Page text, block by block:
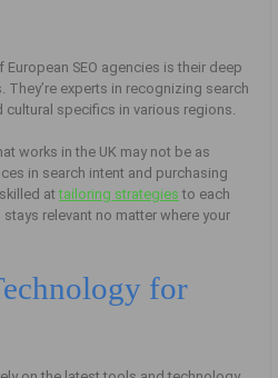
SEO agencies is their deep
experts in recognizing search
specifics in various regions.
works in the UK may not be as
in search intent and purchasing
attailoring strategies to each
relevant no matter where your
for